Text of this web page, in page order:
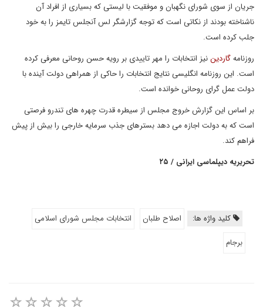
جریان از سوی شورای نگهبان و موفقیت با لیستی که بسیاری از افراد آن
ناشناخته بودند از نکاتی است که توجه گزارشگر لس آنجلس تایمز را به خود
جلب کرده است.
روزنامهگاردیننیز انتخابات را مهر تاییدی بر رویه حسن روحانی معرفی کرده
است. این روزنامه انگلیسی نتایج انتخابات را حاکی از همراهی دولت آینده با
دولت عمل گرای روحانی خوانده است.
بر اساس این گزارش خروج مجلس از سیطره قدرت چهره های تندرو فرصتی
است که به دولت اجازه می دهد بسترهای جذب سرمایه خارجی را بیش از پیش
فراهم کند.
تحریریه دیپلماسی ایرانی / ۲۵
کلید واژه ها: اصلاح طلبان
انتخابات مجلس شورای اسلامی
برجام